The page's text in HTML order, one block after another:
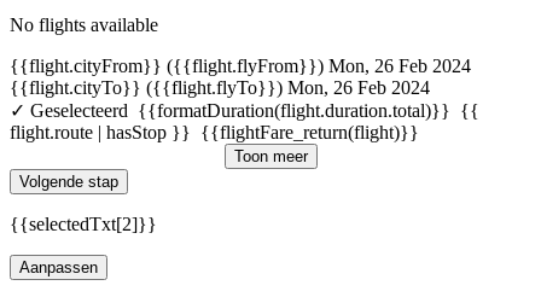
No flights available
{{flight.cityFrom}} ({{flight.flyFrom}}) Mon, 26 Feb 2024
{{flight.cityTo}} ({{flight.flyTo}}) Mon, 26 Feb 2024
✓ Geselecteerd {{formatDuration(flight.duration.total)}} {{
flight.route | hasStop }} {{flightFare_return(flight)}}
Toon meer
Volgende stap
{{selectedTxt[2]}}
Aanpassen